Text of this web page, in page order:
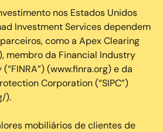
nos Estados Unidos
Investment Services dependem
como a Apex Clearing
membro da Financial Industry
(www.finra.org) e da
Corporation (“SIPC”)
).
mobiliários de clientes de